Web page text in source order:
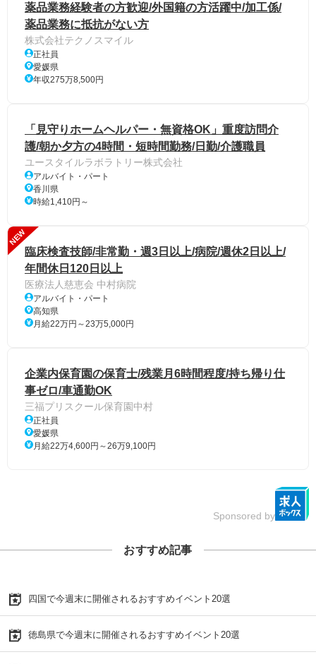
薬品業務経験者の方歓迎/外国籍の方活躍中/加工係/
薬品業務に抵抗がない方
株式会社テクノスマイル
正社員
愛媛県
年収275万8,500円
「見守りホームヘルパー・無資格OK」重度訪問介
護/朝か夕方の4時間・短時間勤務/日勤/介護職員
ユースタイルラボラトリー株式会社
アルバイト・パート
香川県
時給1,410円～
NEW
臨床検査技師/非常勤・週3日以上/病院/週休2日以上/
年間休日120日以上
医療法人慈恵会 中村病院
アルバイト・パート
高知県
月給22万円～23万5,000円
企業内保育園の保育士/残業月6時間程度/持ち帰り仕
事ゼロ/車通勤OK
三福プリスクール保育園中村
正社員
愛媛県
月給22万4,600円～26万9,100円
Sponsored by
おすすめ記事
四国で今週末に開催されるおすすめイベント20選
徳島県で今週末に開催されるおすすめイベント20選